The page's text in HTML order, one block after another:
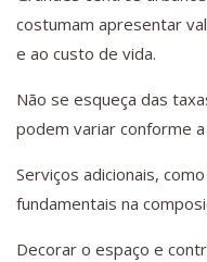
costumam apresentar
e ao custo de vida.
Não se esqueça das
podem variar conforme
Serviços adicionais,
fundamentais na
Decorar o espaço e